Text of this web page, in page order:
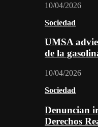
10/04/2026
Sociedad
UMSA
de la
10/04/2026
Sociedad
Denuncian
Derechos